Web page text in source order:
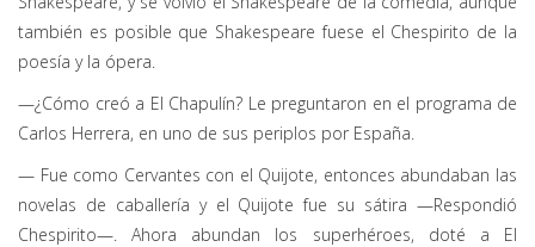
también es posible que Shakespeare fuese el Chespirito de la
poesía y la ópera.
—¿Cómo creó a El Chapulín? Le preguntaron en el programa de
Carlos Herrera, en uno de sus periplos por España.
— Fue como Cervantes con el Quijote, entonces abundaban las
novelas de caballería y el Quijote fue su sátira —Respondió
Chespirito—. Ahora abundan los superhéroes, doté a El